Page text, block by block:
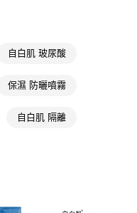
的支付方式。 讓您購物簡單
值。
將跳轉至「AFTEE先享後付」
中的連結，可透過四大超商／
但若您需要取消訂單，請聯絡
為有效，需透過AFTEE先享
自白肌 玻尿酸
保濕 防曬噴霧
自白肌 隔離